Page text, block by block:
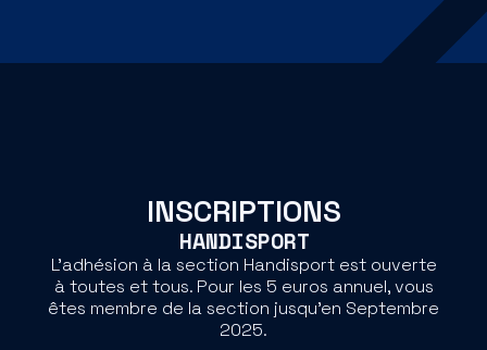
INSCRIPTIONS
HANDISPORT
L'adhésion à la section Handisport est ouverte
à toutes et tous. Pour les 5 euros annuel, vous
êtes membre de la section jusqu'en Septembre
2025.